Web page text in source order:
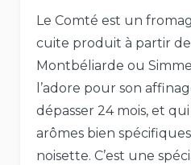
Le Comté est un
cuite produit à partir
Montbéliarde ou
l’adore pour son
dépasser 24 mois, et
arômes bien
noisette. C’est une